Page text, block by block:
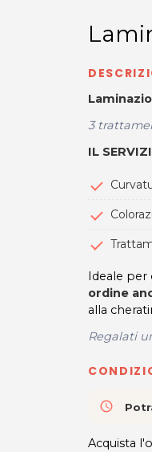
3
IL
Ideale per
ordine
alla
Regalati
access_time
Acquista